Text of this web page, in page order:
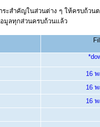
ะสำคัญในส่วนต่าง ๆ ให้ครบถ้ว
มูลทุกส่วนครบถ้วนแล้ว
16
16
16